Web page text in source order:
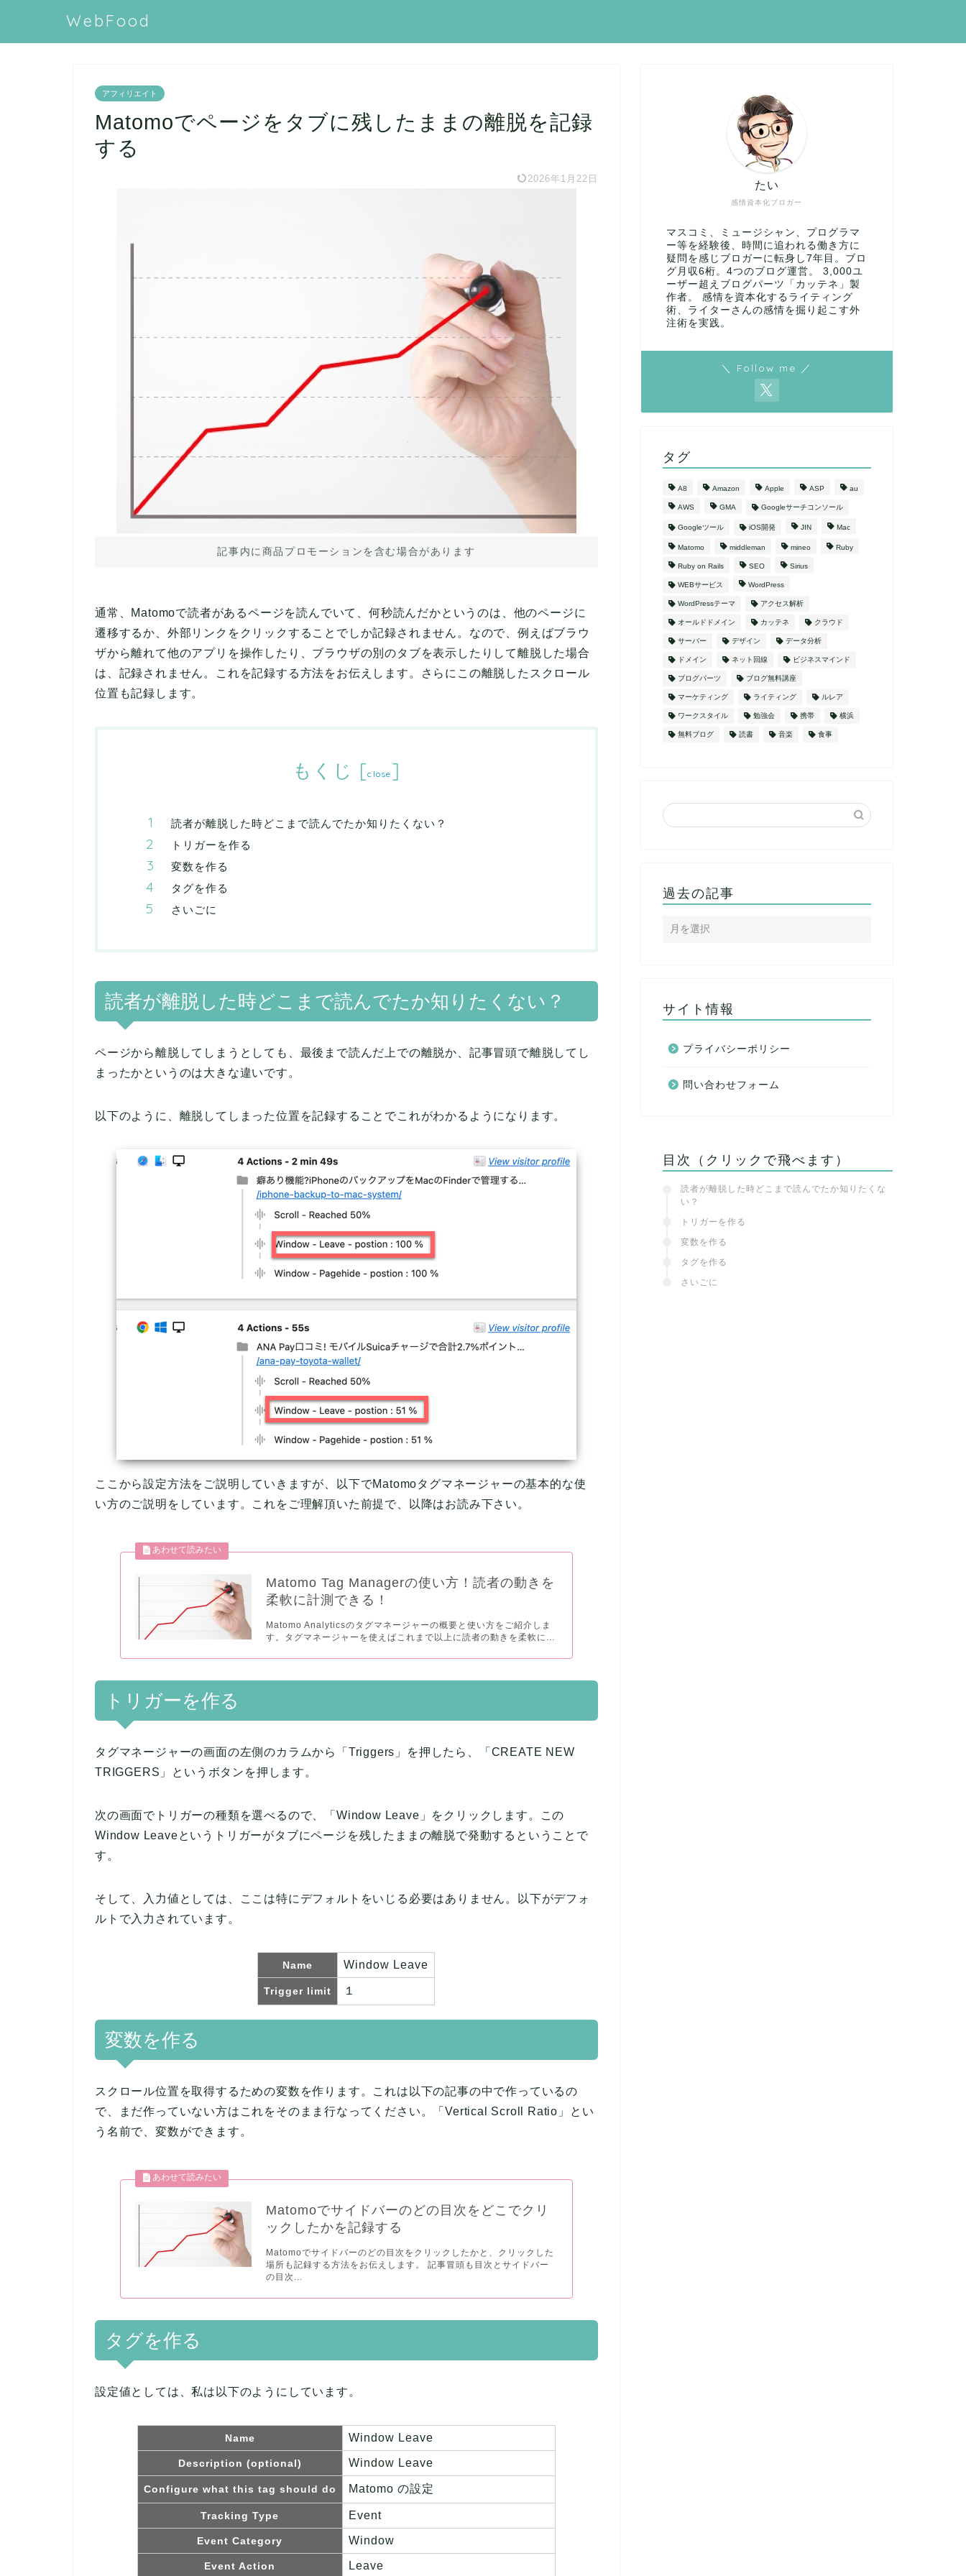
WebFood
アフィリエイト
Matomoでページをタブに残したままの離脱を記録
する
2026年1月22日
記事内に商品プロモーションを含む場合があります
通常、Matomoで読者があるページを読んでいて、何秒読んだかというのは、他のページに
遷移するか、外部リンクをクリックすることでしか記録されません。なので、例えばブラウ
ザから離れて他のアプリを操作したり、ブラウザの別のタブを表示したりして離脱した場合
は、記録されません。これを記録する方法をお伝えします。さらにこの離脱したスクロール
位置も記録します。
もくじ [close ]
読者が離脱した時どこまで読んでたか知りたくない？
トリガーを作る
変数を作る
タグを作る
さいごに
読者が離脱した時どこまで読んでたか知りたくない？
ページから離脱してしまうとしても、最後まで読んだ上での離脱か、記事冒頭で離脱してし
まったかというのは大きな違いです。
以下のように、離脱してしまった位置を記録することでこれがわかるようになります。
ここから設定方法をご説明していきますが、以下でMatomoタグマネージャーの基本的な使
い方のご説明をしています。これをご理解頂いた前提で、以降はお読み下さい。
Matomo Tag Managerの使い方！読者の動きを
柔軟に計測できる！
Matomo Analyticsのタグマネージャーの概要と使い方をご紹介しま
す。タグマネージャーを使えばこれまで以上に読者の動きを柔軟に...
トリガーを作る
タグマネージャーの画面の左側のカラムから「Triggers」を押したら、「CREATE NEW
TRIGGERS」というボタンを押します。
次の画面でトリガーの種類を選べるので、「Window Leave」をクリックします。この
Window Leaveというトリガーがタブにページを残したままの離脱で発動するということで
す。
そして、入力値としては、ここは特にデフォルトをいじる必要はありません。以下がデフォ
ルトで入力されています。
Name Window Leave
Trigger limit １
変数を作る
スクロール位置を取得するための変数を作ります。これは以下の記事の中で作っているの
で、まだ作っていない方はこれをそのまま行なってください。「Vertical Scroll Ratio」とい
う名前で、変数ができます。
Matomoでサイドバーのどの目次をどこでクリ
ックしたかを記録する
Matomoでサイドバーのどの目次をクリックしたかと、クリックした
場所も記録する方法をお伝えします。 記事冒頭も目次とサイドバー
の目次...
タグを作る
設定値としては、私は以下のようにしています。
Name Window Leave
Description (optional) Window Leave
Configure what this tag should do Matomo の設定
Tracking Type Event
Event Category Window
Event Action Leave
感情資本化ブロガー
たい
マスコミ、ミュージシャン、プログラマ
ー等を経験後、時間に追われる働き方に
疑問を感じブロガーに転身し7年目。ブロ
グ月収6桁。4つのブログ運営。 3,000ユ
ーザー超えブログパーツ「カッテネ」製
作者。 感情を資本化するライティング
術、ライターさんの感情を掘り起こす外
注術を実践。
＼ Follow me ／
タグ
A8 Amazon Apple ASP au
AWS GMA Googleサーチコンソール
Googleツール iOS開発 JIN Mac
Matomo middleman mineo Ruby
Ruby on Rails SEO Sirius
WEBサービス WordPress
WordPressテーマ アクセス解析
オールドドメイン カッテネ クラウド
サーバー デザイン データ分析
ドメイン ネット回線 ビジネスマインド
ブログパーツ ブログ無料講座
マーケティング ライティング ルレア
ワークスタイル 勉強会 携帯 横浜
無料ブログ 読書 音楽 食事
過去の記事
サイト情報
プライバシーポリシー
問い合わせフォーム
目次（クリックで飛べます）
読者が離脱した時どこまで読んでたか知りたくな
い？
トリガーを作る
変数を作る
タグを作る
さいごに